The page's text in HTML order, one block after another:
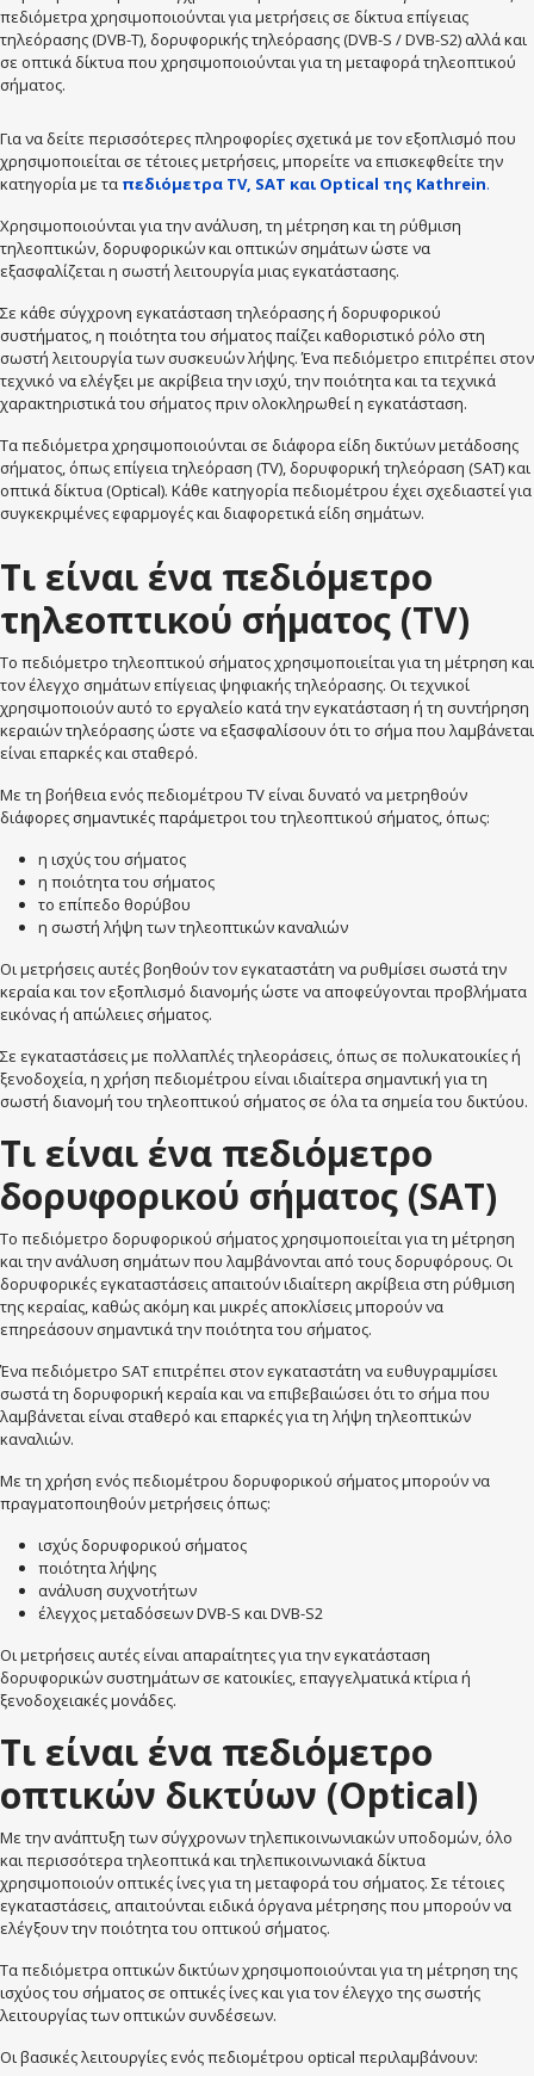
πεδιόμετρα χρησιμοποιούνται για μετρήσεις σε δίκτυα επίγειας
τηλεόρασης (DVB-T), δορυφορικής τηλεόρασης (DVB-S / DVB-S2) αλλά και
σε οπτικά δίκτυα που χρησιμοποιούνται για τη μεταφορά τηλεοπτικού
σήματος.
Για να δείτε περισσότερες πληροφορίες σχετικά με τον εξοπλισμό που
χρησιμοποιείται σε τέτοιες μετρήσεις, μπορείτε να επισκεφθείτε την
κατηγορία με τα πεδιόμετρα TV, SAT και Optical της Kathrein.
Χρησιμοποιούνται για την ανάλυση, τη μέτρηση και τη ρύθμιση
τηλεοπτικών, δορυφορικών και οπτικών σημάτων ώστε να
εξασφαλίζεται η σωστή λειτουργία μιας εγκατάστασης.
Σε κάθε σύγχρονη εγκατάσταση τηλεόρασης ή δορυφορικού
συστήματος, η ποιότητα του σήματος παίζει καθοριστικό ρόλο στη
σωστή λειτουργία των συσκευών λήψης. Ένα πεδιόμετρο επιτρέπει στον
τεχνικό να ελέγξει με ακρίβεια την ισχύ, την ποιότητα και τα τεχνικά
χαρακτηριστικά του σήματος πριν ολοκληρωθεί η εγκατάσταση.
Τα πεδιόμετρα χρησιμοποιούνται σε διάφορα είδη δικτύων μετάδοσης
σήματος, όπως επίγεια τηλεόραση (TV), δορυφορική τηλεόραση (SAT) και
οπτικά δίκτυα (Optical). Κάθε κατηγορία πεδιομέτρου έχει σχεδιαστεί για
συγκεκριμένες εφαρμογές και διαφορετικά είδη σημάτων.
Τι είναι ένα πεδιόμετρο
τηλεοπτικού σήματος (TV)
Το πεδιόμετρο τηλεοπτικού σήματος χρησιμοποιείται για τη μέτρηση και
τον έλεγχο σημάτων επίγειας ψηφιακής τηλεόρασης. Οι τεχνικοί
χρησιμοποιούν αυτό το εργαλείο κατά την εγκατάσταση ή τη συντήρηση
κεραιών τηλεόρασης ώστε να εξασφαλίσουν ότι το σήμα που λαμβάνεται
είναι επαρκές και σταθερό.
Με τη βοήθεια ενός πεδιομέτρου TV είναι δυνατό να μετρηθούν
διάφορες σημαντικές παράμετροι του τηλεοπτικού σήματος, όπως:
η ισχύς του σήματος
η ποιότητα του σήματος
το επίπεδο θορύβου
η σωστή λήψη των τηλεοπτικών καναλιών
Οι μετρήσεις αυτές βοηθούν τον εγκαταστάτη να ρυθμίσει σωστά την
κεραία και τον εξοπλισμό διανομής ώστε να αποφεύγονται προβλήματα
εικόνας ή απώλειες σήματος.
Σε εγκαταστάσεις με πολλαπλές τηλεοράσεις, όπως σε πολυκατοικίες ή
ξενοδοχεία, η χρήση πεδιομέτρου είναι ιδιαίτερα σημαντική για τη
σωστή διανομή του τηλεοπτικού σήματος σε όλα τα σημεία του δικτύου.
Τι είναι ένα πεδιόμετρο
δορυφορικού σήματος (SAT)
Το πεδιόμετρο δορυφορικού σήματος χρησιμοποιείται για τη μέτρηση
και την ανάλυση σημάτων που λαμβάνονται από τους δορυφόρους. Οι
δορυφορικές εγκαταστάσεις απαιτούν ιδιαίτερη ακρίβεια στη ρύθμιση
της κεραίας, καθώς ακόμη και μικρές αποκλίσεις μπορούν να
επηρεάσουν σημαντικά την ποιότητα του σήματος.
Ένα πεδιόμετρο SAT επιτρέπει στον εγκαταστάτη να ευθυγραμμίσει
σωστά τη δορυφορική κεραία και να επιβεβαιώσει ότι το σήμα που
λαμβάνεται είναι σταθερό και επαρκές για τη λήψη τηλεοπτικών
καναλιών.
Με τη χρήση ενός πεδιομέτρου δορυφορικού σήματος μπορούν να
πραγματοποιηθούν μετρήσεις όπως:
ισχύς δορυφορικού σήματος
ποιότητα λήψης
ανάλυση συχνοτήτων
έλεγχος μεταδόσεων DVB-S και DVB-S2
Οι μετρήσεις αυτές είναι απαραίτητες για την εγκατάσταση
δορυφορικών συστημάτων σε κατοικίες, επαγγελματικά κτίρια ή
ξενοδοχειακές μονάδες.
Τι είναι ένα πεδιόμετρο
οπτικών δικτύων (Optical)
Με την ανάπτυξη των σύγχρονων τηλεπικοινωνιακών υποδομών, όλο
και περισσότερα τηλεοπτικά και τηλεπικοινωνιακά δίκτυα
χρησιμοποιούν οπτικές ίνες για τη μεταφορά του σήματος. Σε τέτοιες
εγκαταστάσεις, απαιτούνται ειδικά όργανα μέτρησης που μπορούν να
ελέγξουν την ποιότητα του οπτικού σήματος.
Τα πεδιόμετρα οπτικών δικτύων χρησιμοποιούνται για τη μέτρηση της
ισχύος του σήματος σε οπτικές ίνες και για τον έλεγχο της σωστής
λειτουργίας των οπτικών συνδέσεων.
Οι βασικές λειτουργίες ενός πεδιομέτρου optical περιλαμβάνουν: